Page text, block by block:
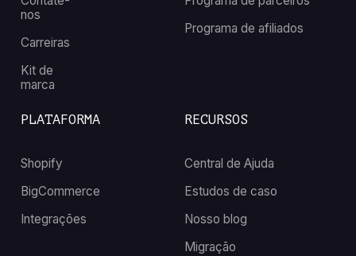
nos
Carreiras
Kit de
marca
RECURSOS
Central de Ajuda
Estudos de caso
Nosso blog
Migração
Programa de afiliados
PLATAFORMA
Shopify
BigCommerce
Integrações